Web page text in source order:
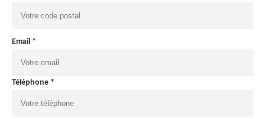
Email *
Téléphone *